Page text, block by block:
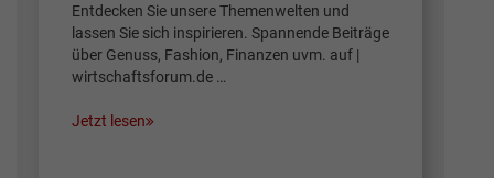
Entdecken Sie unsere Themenwelten und
lassen Sie sich inspirieren. Spannende Beiträge
über Genuss, Fashion, Finanzen uvm. auf |
wirtschaftsforum.de …
Jetzt lesen